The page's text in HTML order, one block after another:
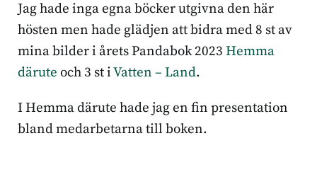
Jag hade inga egna böcker utgivna den här
hösten men hade glädjen att bidra med 8 st av
mina bilder i årets Pandabok 2023 Hemma
därute och 3 st iVatten – Land.
I Hemma därute hade jag en fin presentation
bland medarbetarna till boken.